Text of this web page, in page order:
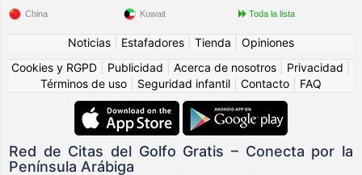
China Kuwait Toda la lista
Noticias Estafadores Tienda
Opiniones
Cookies y RGPD
Publicidad Acerca de nosotros Privacidad
Términos de uso
Seguridad infantil Contacto FAQ
Red de Citas del Golfo Gratis – Conecta por la
Península Arábiga